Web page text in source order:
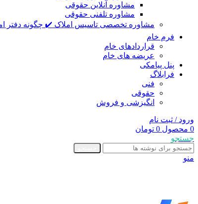
مشاوره آنلاین حقوقی
مشاوره تلفنی حقوقی
مشاوره تخصصی تاسیس املاک ✔️ چگونه دفتر
فرم خام
قراردادهای خام
عریضه های خام
پنل پیامکی
فرابلاگ
فنی
حقوقی
انگیزشی و فروش
ورود / ثبت نام
0 محصول 0 تومان
جستجو
منو